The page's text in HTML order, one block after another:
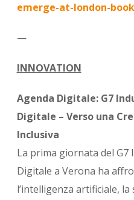
emerge-at-london-
—
INNOVATION
Agenda Digitale: G7
Digitale – Verso una
Inclusiva
La prima giornata del G7
Digitale a Verona ha
l’intelligenza artificiale,